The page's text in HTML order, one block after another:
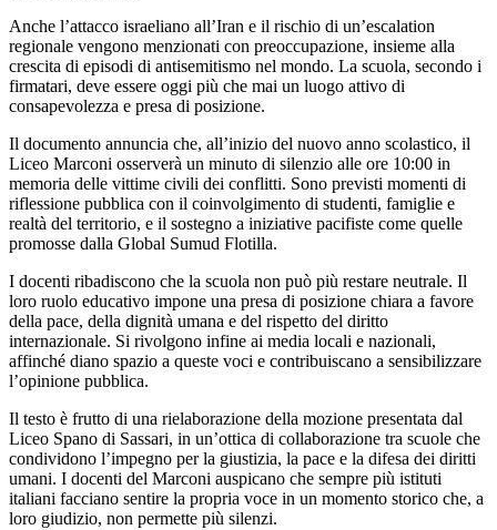
Anche l’attacco israeliano all’Iran e il rischio di un’escalation
regionale vengono menzionati con preoccupazione, insieme alla
crescita di episodi di antisemitismo nel mondo. La scuola, secondo i
firmatari, deve essere oggi più che mai un luogo attivo di
consapevolezza e presa di posizione.
Il documento annuncia che, all’inizio del nuovo anno scolastico, il
Liceo Marconi osserverà un minuto di silenzio alle ore 10:00 in
memoria delle vittime civili dei conflitti. Sono previsti momenti di
riflessione pubblica con il coinvolgimento di studenti, famiglie e
realtà del territorio, e il sostegno a iniziative pacifiste come quelle
promosse dalla Global Sumud Flotilla.
I docenti ribadiscono che la scuola non può più restare neutrale. Il
loro ruolo educativo impone una presa di posizione chiara a favore
della pace, della dignità umana e del rispetto del diritto
internazionale. Si rivolgono infine ai media locali e nazionali,
affinché diano spazio a queste voci e contribuiscano a sensibilizzare
l’opinione pubblica.
Il testo è frutto di una rielaborazione della mozione presentata dal
Liceo Spano di Sassari, in un’ottica di collaborazione tra scuole che
condividono l’impegno per la giustizia, la pace e la difesa dei diritti
umani. I docenti del Marconi auspicano che sempre più istituti
italiani facciano sentire la propria voce in un momento storico che, a
loro giudizio, non permette più silenzi.